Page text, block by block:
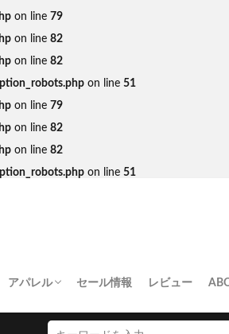
on line 79
on line 82
on line 82
on line 51
on line 79
on line 82
on line 82
on line 51
アパレル セール情報 レビュー